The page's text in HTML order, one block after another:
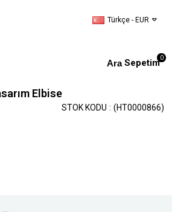
Türkçe - EUR
Sepetim0
Elbise
(HT0000866)
STOK KODU